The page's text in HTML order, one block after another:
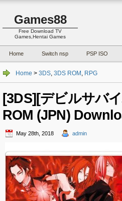
Games88
Free Download TV
Games,Hentai Games
Home Switch nsp PSP ISO
Home > 3DS, 3DS ROM , RPG
[3DS][デビルサバ
ROM (JPN)
May 28th, 2018 admin